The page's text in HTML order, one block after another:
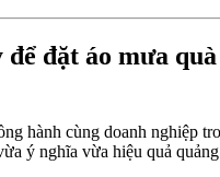
để đặt áo mưa
hành cùng doanh nghiệp
ý nghĩa vừa hiệu quả